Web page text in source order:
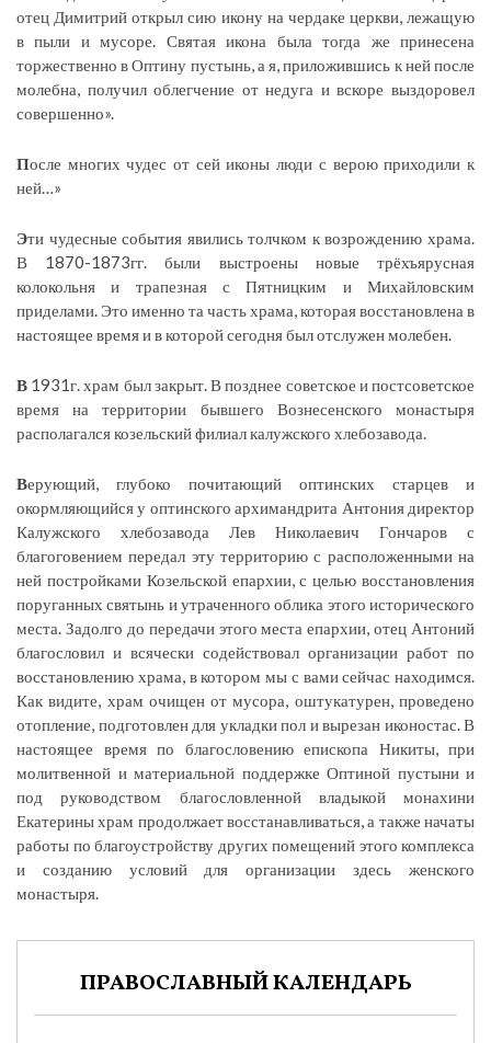
отец Димитрий открыл сию икону на чердаке церкви, лежащую
в пыли и мусоре. Святая икона была тогда же принесена
торжественно в Оптину пустынь, а я, приложившись к ней после
молебна, получил облегчение от недуга и вскоре выздоровел
совершенно».
После многих чудес от сей иконы люди с верою приходили к
ней…»
Эти чудесные события явились толчком к возрождению храма.
В 1870-1873гг. были выстроены новые трёхъярусная
колокольня и трапезная с Пятницким и Михайловским
приделами. Это именно та часть храма, которая восстановлена в
настоящее время и в которой сегодня был отслужен молебен.
В 1931г. храм был закрыт. В позднее советское и постсоветское
время на территории бывшего Вознесенского монастыря
располагался козельский филиал калужского хлебозавода.
Верующий, глубоко почитающий оптинских старцев и
окормляющийся у оптинского архимандрита Антония директор
Калужского хлебозавода Лев Николаевич Гончаров с
благоговением передал эту территорию с расположенными на
ней постройками Козельской епархии, с целью восстановления
поруганных святынь и утраченного облика этого исторического
места. Задолго до передачи этого места епархии, отец Антоний
благословил и всячески содействовал организации работ по
восстановлению храма, в котором мы с вами сейчас находимся.
Как видите, храм очищен от мусора, оштукатурен, проведено
отопление, подготовлен для укладки пол и вырезан иконостас. В
настоящее время по благословению епископа Никиты, при
молитвенной и материальной поддержке Оптиной пустыни и
под руководством благословленной владыкой монахини
Екатерины храм продолжает восстанавливаться, а также начаты
работы по благоустройству других помещений этого комплекса
и созданию условий для организации здесь женского
монастыря.
ПРАВОСЛАВНЫЙ КАЛЕНДАРЬ